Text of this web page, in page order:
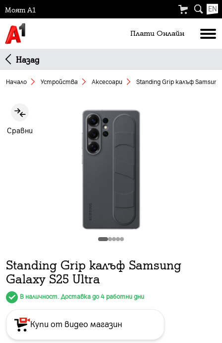
Моят А1 EN
Плати Oнлайн
Назад
Начало Устройства Аксесоари Standing Grip калъф
Сравни
Slide 1 of 5
Standing Grip калъф Samsung
Galaxy S25 Ultra
В наличност. Доставка до 4 работни дни
Купи от видео магазин